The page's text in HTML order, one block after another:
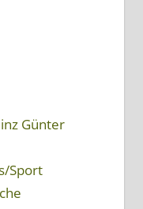
Günter
Sport